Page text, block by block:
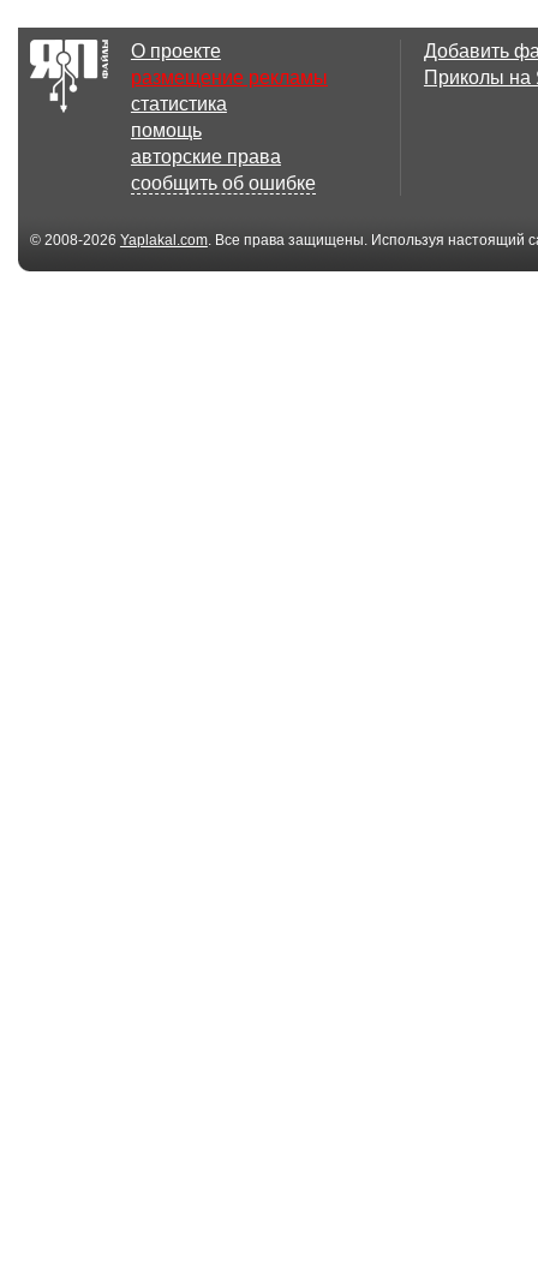
Спорт сложная
штука.
О проекте
размещение рекламы
статистика
помощь
авторские права
сообщить об ошибке
Добавить
Приколы
© 2008-2026 Yaplakal.com. Все права защищены. Используя настоящий